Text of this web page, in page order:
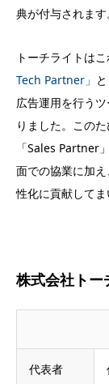
典が付与されます
トーチライトは
Tech Partner」
広告運用を行う
りました。この
「Sales Partner
面での協業に加
性化に貢献してま
株式会社トー
代表者